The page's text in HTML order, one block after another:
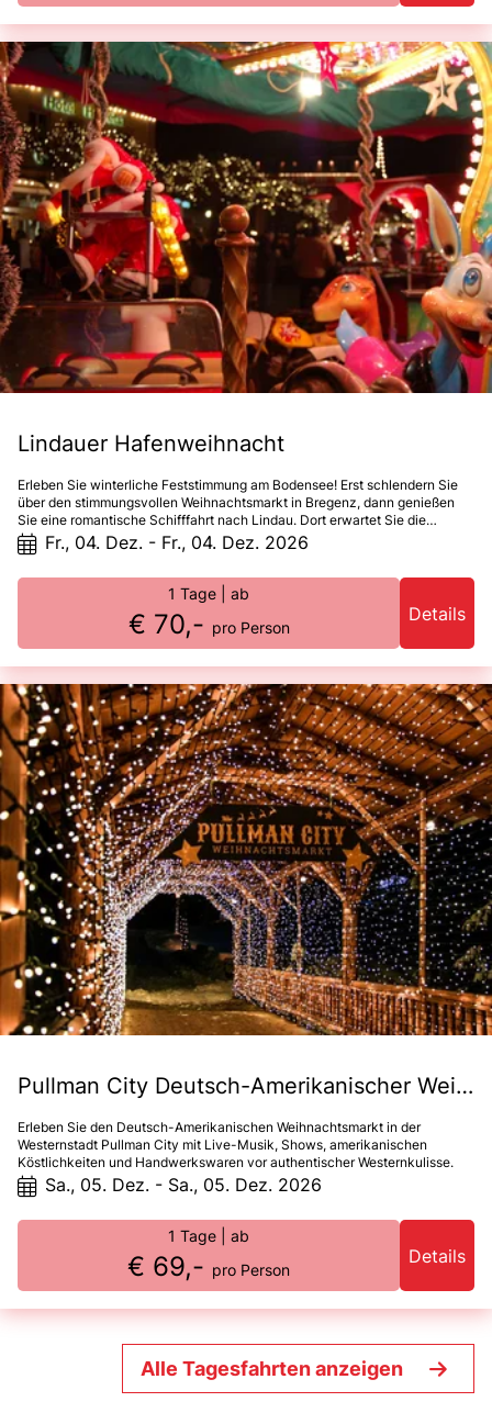
Lindauer Hafenweihnacht
Erleben Sie winterliche Feststimmung am Bodensee! Erst schlendern Sie
über den stimmungsvollen Weihnachtsmarkt in Bregenz, dann genießen
Sie eine romantische Schifffahrt nach Lindau. Dort erwartet Sie die
zauberhafte Hafenweihnacht mit funkelnden Lichtern, duftenden
Leckereien und besonderem Flair direkt am Wasser. Ein unvergesslicher
Fr., 04. Dez. - Fr., 04. Dez. 2026
1 Tage | ab
€ 70,- pro Person
Details
Pullman City Deutsch-Amerikanischer Weihnachtsmarkt
Erleben Sie den Deutsch-Amerikanischen Weihnachtsmarkt in der
Westernstadt Pullman City mit Live-Musik, Shows, amerikanischen
Köstlichkeiten und Handwerkswaren vor authentischer Westernkulisse.
Sa., 05. Dez. - Sa., 05. Dez. 2026
1 Tage | ab
€ 69,- pro Person
Details
Alle Tagesfahrten anzeigen